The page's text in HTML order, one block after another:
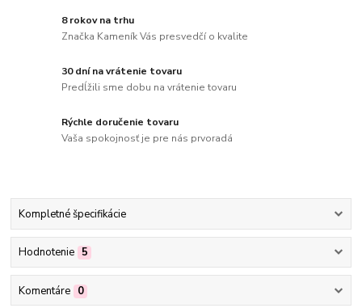
8 rokov na trhu
Značka Kameník Vás presvedčí o kvalite
30 dní na vrátenie tovaru
Predĺžili sme dobu na vrátenie tovaru
Rýchle doručenie tovaru
Vaša spokojnosť je pre nás prvoradá
Kompletné špecifikácie
Hodnotenie 5
Komentáre 0